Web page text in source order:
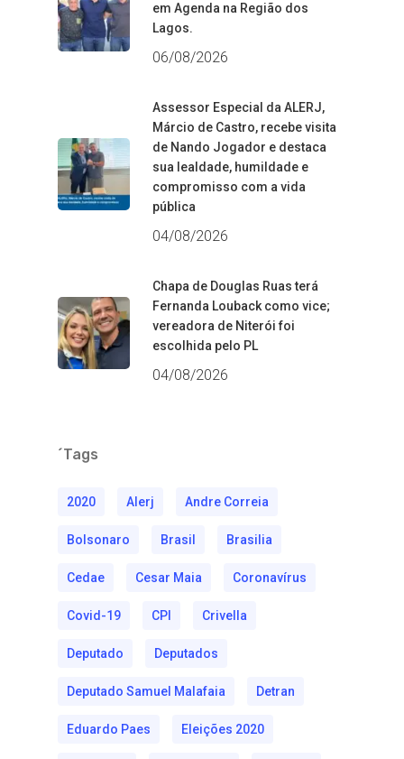
em Agenda na Região dos
Lagos.
06/08/2026
Assessor Especial da ALERJ,
Márcio de Castro, recebe visita
de Nando Jogador e destaca
sua lealdade, humildade e
compromisso com a vida
pública
04/08/2026
Chapa de Douglas Ruas terá
Fernanda Louback como vice;
vereadora de Niterói foi
escolhida pelo PL
04/08/2026
´Tags
2020 Alerj Andre Correia
Bolsonaro Brasil Brasilia
Cedae Cesar Maia Coronavírus
Covid-19 CPI Crivella
Deputado Deputados
Deputado Samuel Malafaia Detran
Eduardo Paes Eleições 2020